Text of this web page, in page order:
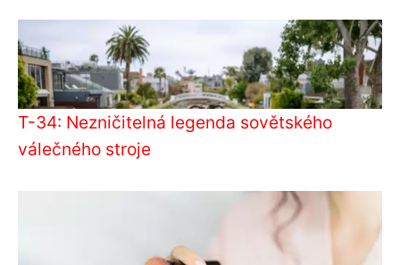
T-34: Nezničitelná legenda sovětského
válečného stroje